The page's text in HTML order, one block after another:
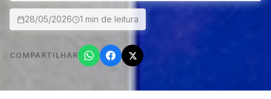
28/05/2026 1 min de leitura
COMPARTILHAR